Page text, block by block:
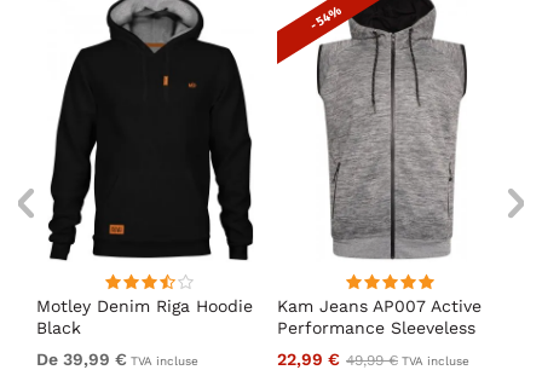
Motley Denim Riga Hoodie
Black
De 39,99 € TVA incluse
Kam Jeans AP007 Active
Performance Sleeveless
Hoody Grey
- 54%
22,99 € 49,99 € TVA incluse